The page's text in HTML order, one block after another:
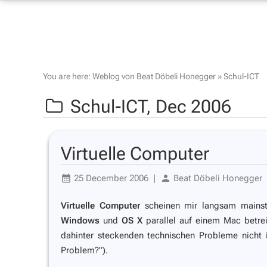
You are here: Weblog von Beat Döbeli Honegger »Schul-ICT
Schul-ICT, Dec 2006
Virtuelle Computer
25 December 2006 | Beat Döbeli Honegger
Virtuelle Computerscheinen mir langsam
Windows undOS X parallel auf einem Mac
dahinter steckenden technischen Probleme
Problem?").